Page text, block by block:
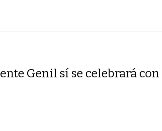
Genil sí se celebrará con